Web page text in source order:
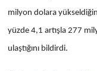
milyon dolara
yüzde 4,1 artışla 277
ulaştığını bildirdi.